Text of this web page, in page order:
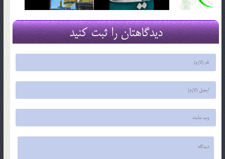
دیدگاهتان را ثبت کنید